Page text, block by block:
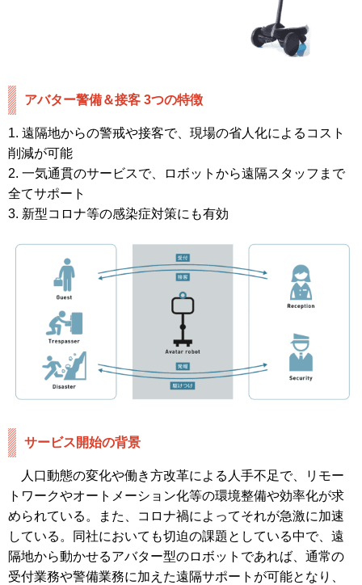
アバター警備＆接客 3つの特徴
1. 遠隔地からの警戒や接客で、現場の省人化によるコスト
削減が可能
2. 一気通貫のサービスで、ロボットから遠隔スタッフまで
全てサポート
3. 新型コロナ等の感染症対策にも有効
サービス開始の背景
人口動態の変化や働き方改革による人手不足で、リモー
トワークやオートメーション化等の環境整備や効率化が求
められている。また、コロナ禍によってそれが急激に加速
している。同社においても切迫の課題としている中で、遠
隔地から動かせるアバター型のロボットであれば、通常の
受付業務や警備業務に加えた遠隔サポートが可能となり、